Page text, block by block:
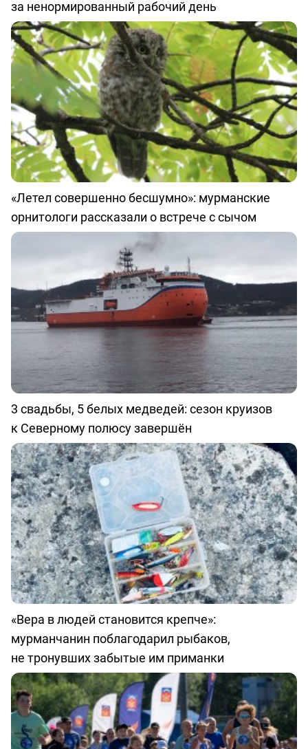
за ненормированный рабочий день
«Летел совершенно бесшумно»: мурманские
орнитологи рассказали о встрече с сычом
3 свадьбы, 5 белых медведей: сезон круизов
к Северному полюсу завершён
«Вера в людей становится крепче»:
мурманчанин поблагодарил рыбаков,
не тронувших забытые им приманки